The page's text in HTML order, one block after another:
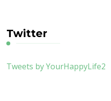
ブ
Twitter
Tweets by YourHappyLife2